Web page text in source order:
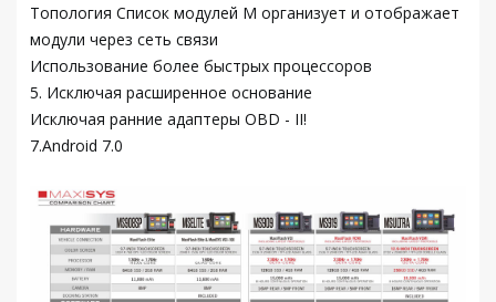
Топология Список модулей M организует и отображает
модули через сеть связи
Использование более быстрых процессоров
5. Исключая расширенное основание
Исключая ранние адаптеры OBD - II!
7.Android 7.0